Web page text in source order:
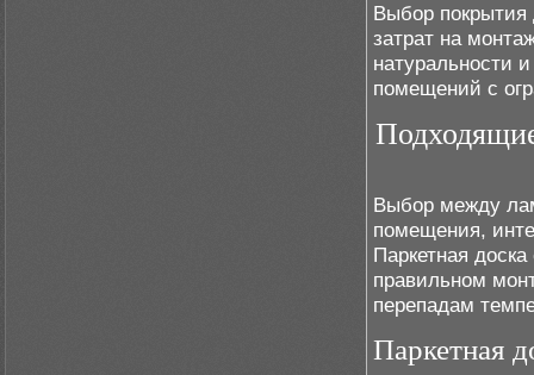
Выбор покрытия
затрат на
натуральности
помещений с
Выбор между
помещения,
Паркетная
правильном
перепадам
Паркетная